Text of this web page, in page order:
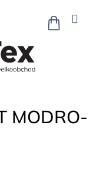
NÁKUPNÍ
KOŠÍK
MODRO-